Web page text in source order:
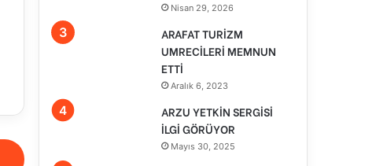
Nisan 29, 2026
ARAFAT TURİZM
UMRECİLERİ MEMNUN
ETTİ
Aralık 6, 2023
ARZU YETKİN SERGİSİ
İLGİ GÖRÜYOR
Mayıs 30, 2025